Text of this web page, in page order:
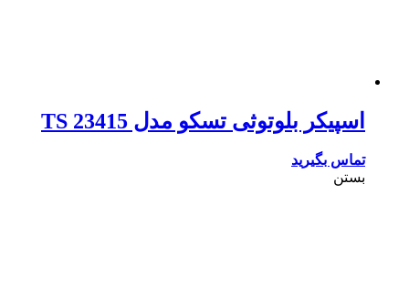
اسپیکر بلوتوثی تسکو مدل TS 23415
تماس بگیرید
بستن